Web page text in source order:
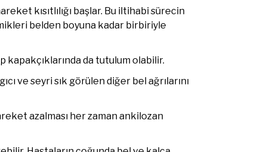
kısıtlılığı başlar. Bu iltihabi sürecin
belden boyuna kadar birbiriyle
kapakçıklarında da tutulum olabilir.
ve seyri sık görülen diğer bel ağrılarını
azalması her zaman ankilozan